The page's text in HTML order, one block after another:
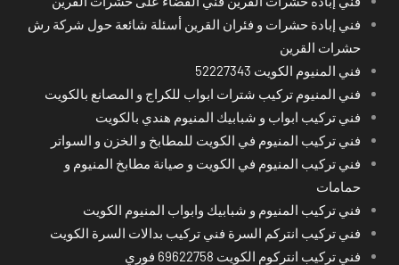
فني إبادة حشرات و فئران القرين أسئلة شائعة حول شركة رش
حشرات القرين
فني المنيوم الكويت 52227343
فني المنيوم تركيب شترات ابواب للكراج و المصانع بالكويت
فني تركيب ابواب و شبابيك المنيوم هندي بالكويت
فني تركيب المنيوم في الكويت للمطابخ و الخزن و السواتر
فني تركيب المنيوم في الكويت و صيانة مطابخ المنيوم و
حمامات
فني تركيب المنيوم و شبابيك وابواب المنيوم الكويت
فني تركيب انتركم السرة فني تركيب بدالات السرة الكويت
فني تركيب انتركوم الكويت 69622758 فوري